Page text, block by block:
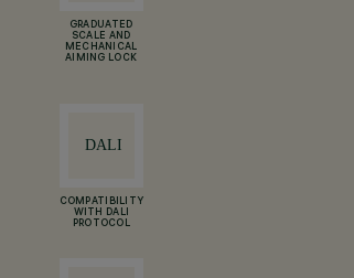
GRADUATED
SCALE AND
MECHANICAL
AIMING LOCK
COMPATIBILITY
WITH DALI
PROTOCOL